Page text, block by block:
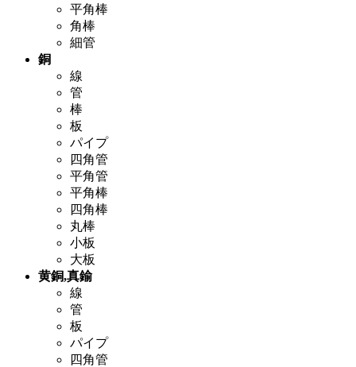
平角棒
角棒
細管
銅
線
管
棒
板
パイプ
四角管
平角管
平角棒
四角棒
丸棒
小板
大板
黄銅,真鍮
線
管
板
パイプ
四角管